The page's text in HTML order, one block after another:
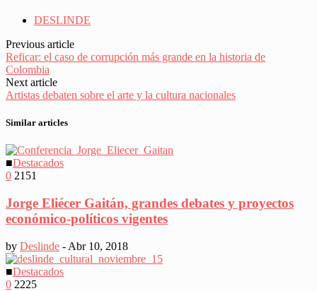
DESLINDE
Previous article
Reficar: el caso de corrupción más grande en la historia de
Colombia
Next article
Artistas debaten sobre el arte y la cultura nacionales
Similar articles
■Destacados
0 2151
Jorge Eliécer Gaitán, grandes debates y proyectos
económico-políticos vigentes
by Deslinde - Abr 10, 2018
■Destacados
0 2225